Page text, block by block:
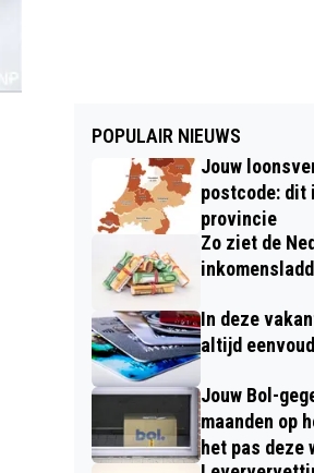
POPULAIR NIEUWS
Jouw
postcode: dit
provincie
Zo ziet de
In deze
altijd
Jouw Bol-
maanden op
het pas deze